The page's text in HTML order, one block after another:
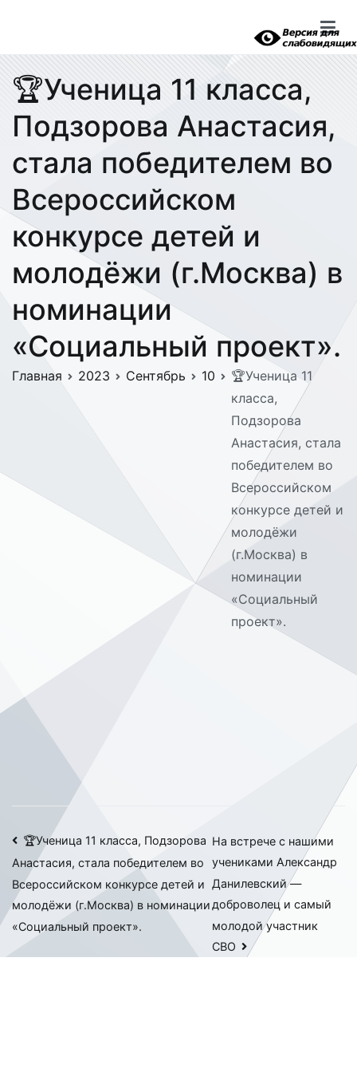
🏆Ученица 11 класса,
Подзорова Анастасия,
стала победителем во
Всероссийском
конкурсе детей и
молодёжи (г.Москва) в
номинации
«Социальный проект».
Главная 2023 Сентябрь 10
🏆Ученица 11
класса,
Подзорова
Анастасия, стала
победителем во
Всероссийском
конкурсе детей и
молодёжи
(г.Москва) в
номинации
«Социальный
проект».
Навигация
по
записям
🏆Ученица 11 класса, Подзорова
Анастасия, стала победителем во
Всероссийском конкурсе детей и
молодёжи (г.Москва) в номинации
«Социальный проект».
На встрече с нашими
учениками Александр
Данилевский —
доброволец и самый
молодой участник
СВО